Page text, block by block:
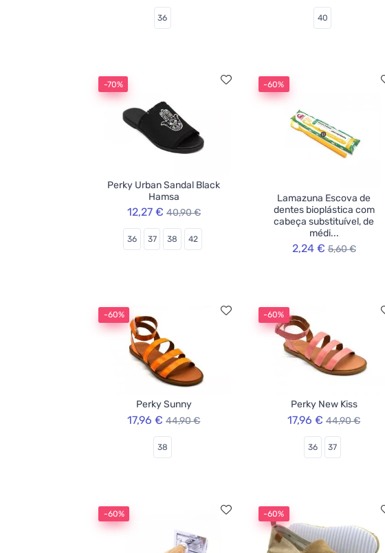
36 40
-70%
Perky Urban Sandal Black
Hamsa
12,27 € 40,90 €
36 37 38 42
-60%
Lamazuna Escova de
dentes bioplástica com
cabeça substituível, de
médi...
2,24 € 5,60 €
-60%
Perky Sunny
17,96 € 44,90 €
38
-60%
Perky New Kiss
17,96 € 44,90 €
36 37
-60% -60%